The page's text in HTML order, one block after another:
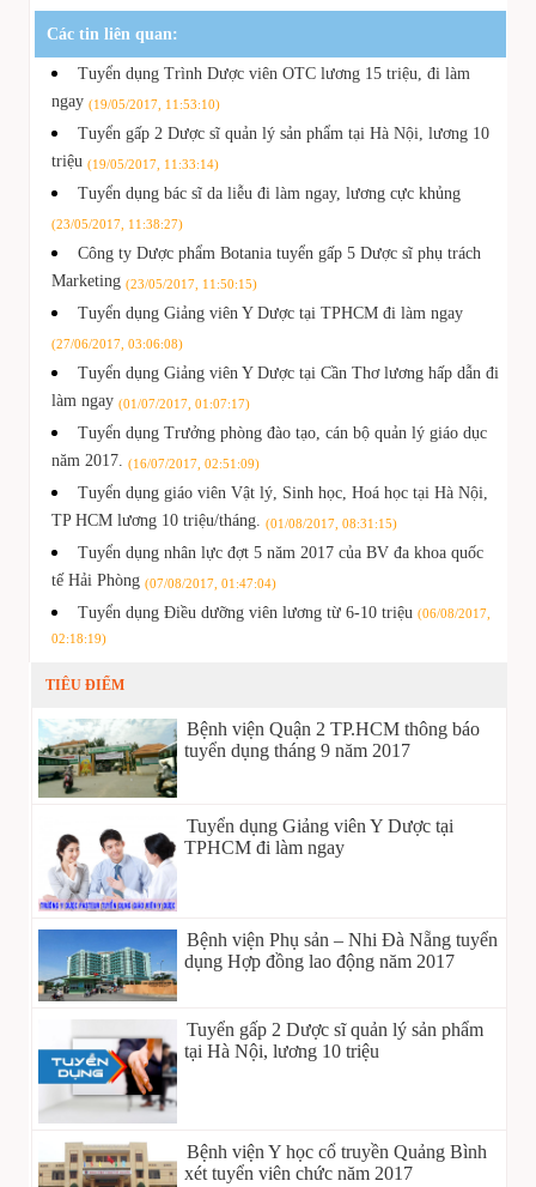
Các tin liên quan:
Tuyển dụng Trình Dược viên OTC lương 15 triệu, đi làm
ngay (19/05/2017, 11:53:10)
Tuyển gấp 2 Dược sĩ quản lý sản phẩm tại Hà Nội, lương 10
triệu (19/05/2017, 11:33:14)
Tuyển dụng bác sĩ da liễu đi làm ngay, lương cực khủng
(23/05/2017, 11:38:27)
Công ty Dược phẩm Botania tuyển gấp 5 Dược sĩ phụ trách
Marketing (23/05/2017, 11:50:15)
Tuyển dụng Giảng viên Y Dược tại TPHCM đi làm ngay
(27/06/2017, 03:06:08)
Tuyển dụng Giảng viên Y Dược tại Cần Thơ lương hấp dẫn đi
làm ngay (01/07/2017, 01:07:17)
Tuyển dụng Trưởng phòng đào tạo, cán bộ quản lý giáo dục
năm 2017. (16/07/2017, 02:51:09)
Tuyển dụng giáo viên Vật lý, Sinh học, Hoá học tại Hà Nội,
TP HCM lương 10 triệu/tháng. (01/08/2017, 08:31:15)
Tuyển dụng nhân lực đợt 5 năm 2017 của BV đa khoa quốc
tế Hải Phòng (07/08/2017, 01:47:04)
Tuyển dụng Điều dưỡng viên lương từ 6-10 triệu (06/08/2017,
02:18:19)
TIÊU ĐIỂM
Bệnh viện Quận 2 TP.HCM thông báo
tuyển dụng tháng 9 năm 2017
Tuyển dụng Giảng viên Y Dược tại
TPHCM đi làm ngay
Bệnh viện Phụ sản – Nhi Đà Nẵng tuyển
dụng Hợp đồng lao động năm 2017
Tuyển gấp 2 Dược sĩ quản lý sản phẩm
tại Hà Nội, lương 10 triệu
Bệnh viện Y học cổ truyền Quảng Bình
xét tuyển viên chức năm 2017